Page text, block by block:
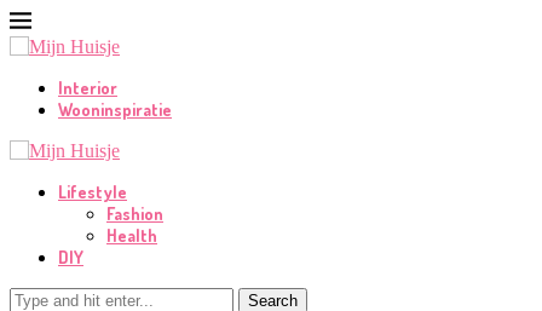
Interior
Wooninspiratie
Lifestyle
Fashion
Health
DIY
Search